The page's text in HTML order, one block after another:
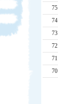
75
74
73
72
71
70